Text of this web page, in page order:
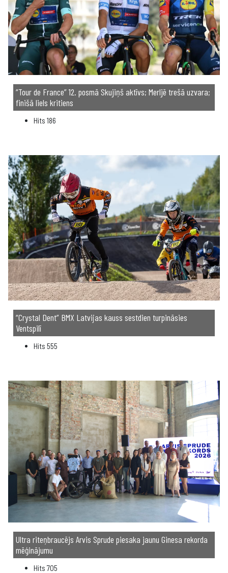
“Tour de France” 12. posmā Skujiņš aktīvs; Merljē trešā uzvara;
finišā liels kritiens
Hits 186
“Crystal Dent” BMX Latvijas kauss sestdien turpināsies
Ventspilī
Hits 555
Ultra riteņbraucējs Arvis Sprude piesaka jaunu Ginesa rekorda
mēģinājumu
Hits 705